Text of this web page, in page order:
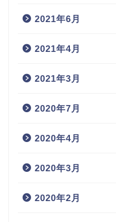
2021年6月
2021年4月
2021年3月
2020年7月
2020年4月
2020年3月
2020年2月